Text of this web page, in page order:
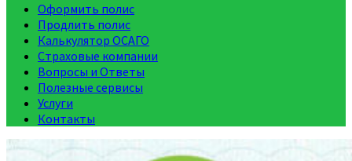
Оформить полис
Продлить полис
Калькулятор ОСАГО
Страховые компании
Вопросы и Ответы
Полезные сервисы
Услуги
Контакты